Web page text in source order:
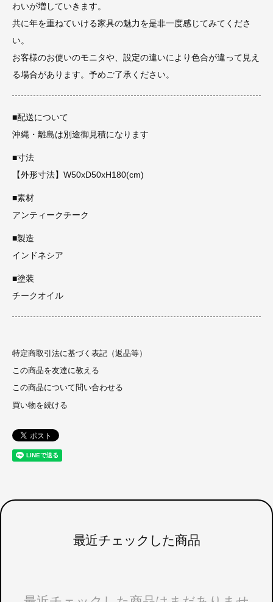
わいが増していきます。
共に年を重ねていける家具の魅力を是非一度感じてみてくださ
い。
お客様のお使いのモニタや、設定の違いにより色合が違って見え
る場合があります。予めご了承ください。
■配送について
沖縄・離島は別途御見積になります
■寸法
【外形寸法】W50xD50xH180(cm)
■素材
アンティークチーク
■製造
インドネシア
■塗装
チークオイル
特定商取引法に基づく表記（返品等）
この商品を友達に教える
この商品について問い合わせる
買い物を続ける
最近チェックした商品